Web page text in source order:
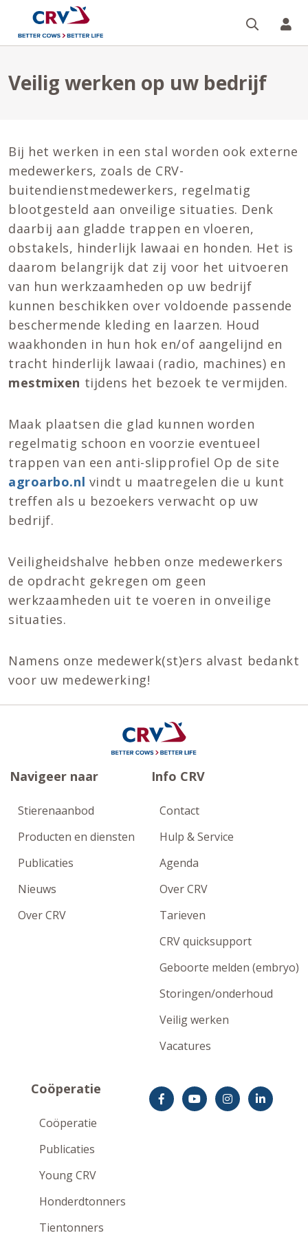
Veilig werken op uw bedrijf
Bij het werken in een stal worden ook externe
medewerkers, zoals de CRV-
buitendienstmedewerkers, regelmatig
blootgesteld aan onveilige situaties. Denk
daarbij aan gladde trappen en vloeren,
obstakels, hinderlijk lawaai en honden. Het is
daarom belangrijk dat zij voor het uitvoeren
van hun werkzaamheden op uw bedrijf
kunnen beschikken over voldoende passende
beschermende kleding en laarzen. Houd
waakhonden in hun hok en/of aangelijnd en
tracht hinderlijk lawaai (radio, machines) en
mestmixen tijdens het bezoek te vermijden.
Maak plaatsen die glad kunnen worden
regelmatig schoon en voorzie eventueel
trappen van een anti-slipprofiel Op de site
agroarbo.nl vindt u maatregelen die u kunt
treffen als u bezoekers verwacht op uw
bedrijf.
Veiligheidshalve hebben onze medewerkers
de opdracht gekregen om geen
werkzaamheden uit te voeren in onveilige
situaties.
Namens onze medewerk(st)ers alvast bedankt
voor uw medewerking!
Navigeer naar
Stierenaanbod
Producten en diensten
Publicaties
Nieuws
Over CRV
Info CRV
Contact
Hulp & Service
Agenda
Over CRV
Tarieven
CRV quicksupport
Geboorte melden (embryo)
Storingen/onderhoud
Veilig werken
Vacatures
Coöperatie
Coöperatie
Publicaties
Young CRV
Honderdtonners
Tientonners